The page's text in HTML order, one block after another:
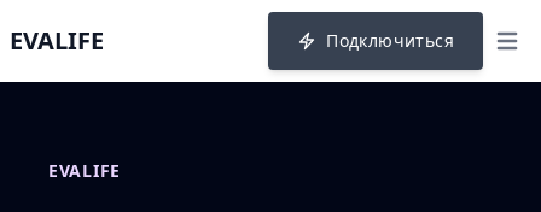
EVALIFE Подключиться menu
EVALIFE